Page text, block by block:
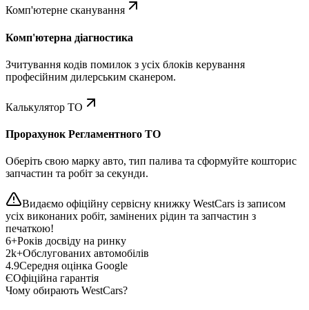
Комп'ютерне сканування
Комп'ютерна діагностика
Зчитування кодів помилок з усіх блоків керування
професійним дилерським сканером.
Калькулятор ТО
Прорахунок Регламентного ТО
Оберіть свою марку авто, тип палива та сформуйте кошторис
запчастин та робіт за секунди.
Видаємо офіційну сервісну книжку WestCars із записом
усіх виконаних робіт, замінених рідин та запчастин з
печаткою!
6+Років досвіду на ринку
2k+Обслугованих автомобілів
4.9Середня оцінка Google
ЄОфіційна гарантія
Чому обирають WestCars?